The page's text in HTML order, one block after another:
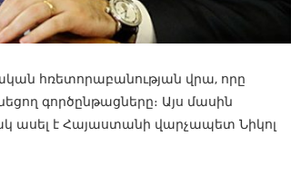
հռետորաբանության վրա, որը
գործընթացները։ Այս մասին
ասել է Հայաստանի վարչապետ Նիկոլ